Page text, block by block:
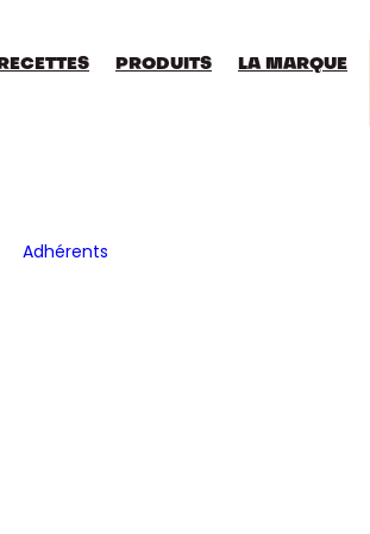
RECETTES PRODUITS LA MARQUE
Adhérents